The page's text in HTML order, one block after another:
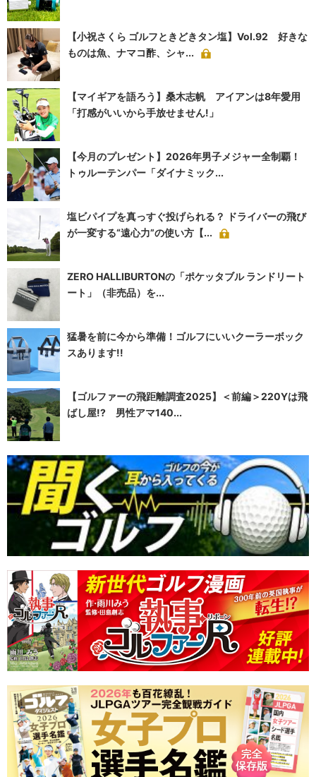
【小祝さくら ゴルフときどきタン塩】Vol.92 好きな
ものは魚、ナマコ酢、シャ...
【マイギアを語ろう】桑木志帆 アイアンは8年愛用
「打感がいいから手放せません!」
【今月のプレゼント】2026年男子メジャー全制覇！
トゥルーテンパー「ダイナミック...
塩ビパイプを真っすぐ投げられる？ ドライバーの飛び
が一変する“遠心力”の使い方【...
ZERO HALLIBURTONの「ポケッタブル ランドリート
ート」（非売品）を...
猛暑を前に今から準備！ゴルフにいいクーラーボック
スあります!!
【ゴルファーの飛距離調査2025】＜前編＞220Yは飛
ばし屋!? 男性アマ140...